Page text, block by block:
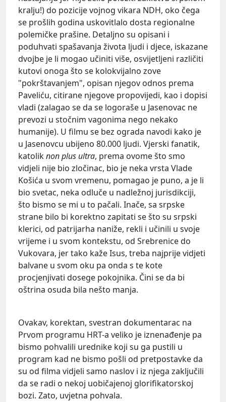
kralju!) do pozicije vojnog vikara NDH, oko čega
se prošlih godina uskovitlalo dosta regionalne
polemičke prašine. Detaljno su opisani i
poduhvati spašavanja života ljudi i djece, iskazane
dvojbe je li mogao učiniti više, osvijetljeni različiti
kutovi onoga što se kolokvijalno zove
"pokrštavanjem", opisan njegov odnos prema
Paveliću, citirane njegove propovijedi, kao i dopisi
vladi (zalagao se da se logoraše u Jasenovac ne
prevozi u stočnim vagonima nego nekako
humanije). U filmu se bez ograda navodi kako je
u Jasenovcu ubijeno 80.000 ljudi. Vjerski fanatik,
katoliknonplus ultra, prema ovome što smo
vidjeli nije bio zločinac, bio je neka vrsta Vlade
Košića u svom vremenu, pomagao je puno, a je li
bio svetac, neka odluče u nadležnoj jurisdikciji,
što bismo se mi u to pačali. Inače, sa srpske
strane bilo bi korektno zapitati se što su srpski
klerici, od patrijarha naniže, rekli i učinili u svoje
vrijeme i u svom kontekstu, od Srebrenice do
Vukovara, jer tako kaže Isus, treba najprije vidjeti
balvane u svom oku pa onda s te kote
procjenjivati dosege pokojnika. Čini se da bi
oštrina osuda bila nešto manja.
Ovakav, korektan, svestran dokumentarac na
Prvom programu HRT-a veliko je iznenađenje pa
bismo pohvalili urednike koji su ga pustili u
program kad ne bismo pošli od pretpostavke da
su od filma vidjeli samo naslov i iz njega zaključili
da se radi o nekoj uobičajenoj glorifikatorskoj
bozi. Zato, uvjetna pohvala.